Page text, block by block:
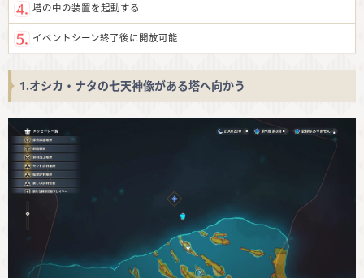
塔の中の装置を起動する
イベントシーン終了後に開放可能
1.オシカ・ナタの七天神像がある塔へ向かう